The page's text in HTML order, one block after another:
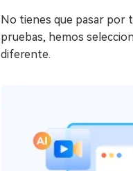
No tienes que pasar por
pruebas, hemos
diferente.